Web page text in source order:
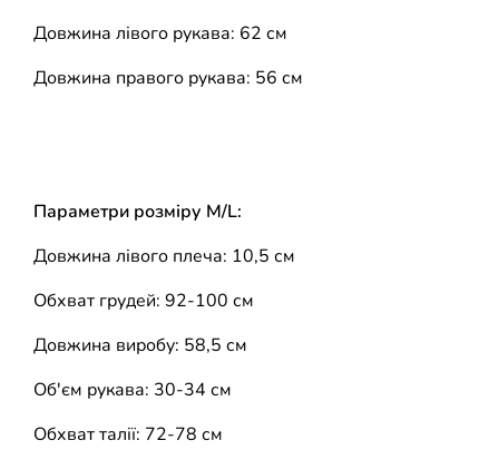
Довжина лівого рукава: 62 см
Довжина правого рукава: 56 см
Параметри розміру M/L:
Довжина лівого плеча: 10,5 см
Обхват грудей: 92-100 см
Довжина виробу: 58,5 см
Об'єм рукава: 30-34 см
Обхват талії: 72-78 см